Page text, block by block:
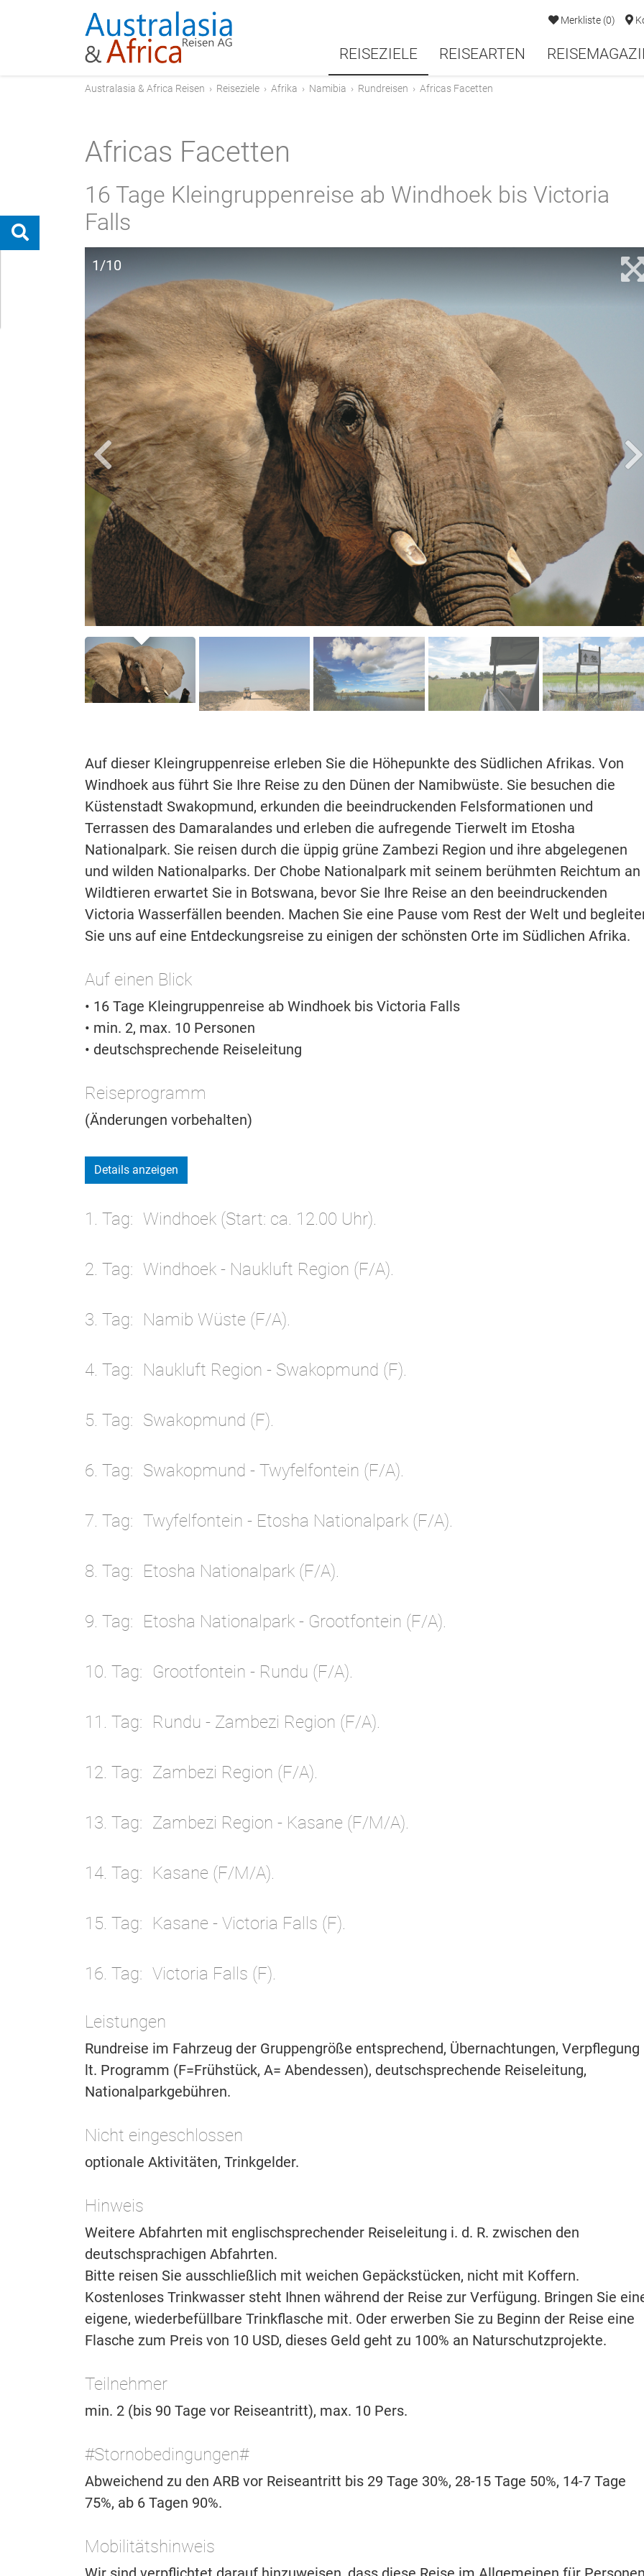
Merkliste (0)
REISEZIELE REISEARTEN
Australasia & Africa Reisen › Reiseziele › Afrika › Namibia › Rundreisen › Africas Facetten
Africas Facetten
16 Tage Kleingruppenreise ab Windhoek bis Victoria
Falls
1/10
Auf dieser Kleingruppenreise erleben Sie die Höhepunkte des Südlichen Afrikas. Von
Windhoek aus führt Sie Ihre Reise zu den Dünen der Namibwüste. Sie besuchen die
Küstenstadt Swakopmund, erkunden die beeindruckenden Felsformationen und
Terrassen des Damaralandes und erleben die aufregende Tierwelt im Etosha
Nationalpark. Sie reisen durch die üppig grüne Zambezi Region und ihre abgelegenen
und wilden Nationalparks. Der Chobe Nationalpark mit seinem berühmten Reichtum an
Wildtieren erwartet Sie in Botswana, bevor Sie Ihre Reise an den beeindruckenden
Victoria Wasserfällen beenden. Machen Sie eine Pause vom Rest der Welt und
Sie uns auf eine Entdeckungsreise zu einigen der schönsten Orte im Südlichen Afrika.
Auf einen Blick
• 16 Tage Kleingruppenreise ab Windhoek bis Victoria Falls
• min. 2, max. 10 Personen
• deutschsprechende Reiseleitung
Reiseprogramm
(Änderungen vorbehalten)
Details anzeigen
1. Tag Windhoek (Start: ca. 12.00 Uhr).
2. Tag Windhoek - Naukluft Region (F/A).
3. Tag Namib Wüste (F/A).
4. Tag Naukluft Region - Swakopmund (F).
5. Tag Swakopmund (F).
6. Tag Swakopmund - Twyfelfontein (F/A).
7. Tag Twyfelfontein - Etosha Nationalpark (F/A).
8. Tag Etosha Nationalpark (F/A).
9. Tag Etosha Nationalpark - Grootfontein (F/A).
10. Tag Grootfontein - Rundu (F/A).
11. Tag Rundu - Zambezi Region (F/A).
12. Tag Zambezi Region (F/A).
13. Tag Zambezi Region - Kasane (F/M/A).
14. Tag Kasane (F/M/A).
15. Tag Kasane - Victoria Falls (F).
16. Tag Victoria Falls (F).
Leistungen
Rundreise im Fahrzeug der Gruppengröße entsprechend, Übernachtungen, Verpflegung
lt. Programm (F=Frühstück, A= Abendessen), deutschsprechende Reiseleitung,
Nationalparkgebühren.
Nicht eingeschlossen
optionale Aktivitäten, Trinkgelder.
Hinweis
Weitere Abfahrten mit englischsprechender Reiseleitung i. d. R. zwischen den
deutschsprachigen Abfahrten.
Bitte reisen Sie ausschließlich mit weichen Gepäckstücken, nicht mit Koffern.
Kostenloses Trinkwasser steht Ihnen während der Reise zur Verfügung. Bringen Sie
eigene, wiederbefüllbare Trinkflasche mit. Oder erwerben Sie zu Beginn der Reise eine
Flasche zum Preis von 10 USD, dieses Geld geht zu 100% an Naturschutzprojekte.
Teilnehmer
min. 2 (bis 90 Tage vor Reiseantritt), max. 10 Pers.
#Stornobedingungen#
Abweichend zu den ARB vor Reiseantritt bis 29 Tage 30%, 28-15 Tage 50%, 14-7 Tage
75%, ab 6 Tagen 90%.
Mobilitätshinweis